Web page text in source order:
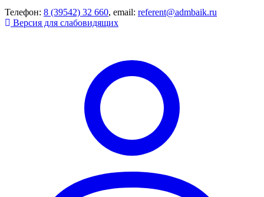
Телефон: 8 (39542) 32 660, email: referent@admbaik.ru
Версия для слабовидящих